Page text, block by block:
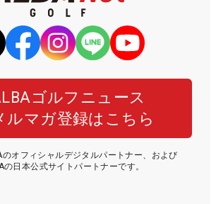
ゴルフニュース
ルマガ登録はこちら
オフィシャルデジタルパートナー、および
の日本公式サイトパートナーです。